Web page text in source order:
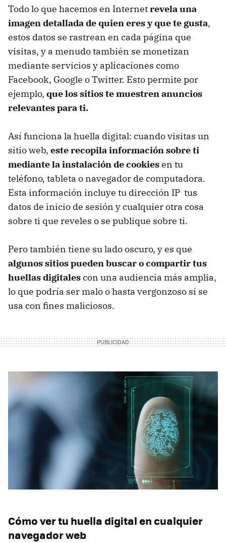
Todo lo que hacemos en Internetrevela una
imagen detallada de quien eres y que te gusta,
estos datos se rastrean en cada página que
visitas, y a menudo también se monetizan
mediante servicios y aplicaciones como
Facebook, Google o Twitter. Esto permite por
ejemplo, que los sitios te muestren anuncios
relevantes para ti.
Así funciona la huella digital: cuando visitas un
sitio web, este recopila información sobre ti
mediante la instalación de cookiesen tu
teléfono, tableta o navegador de computadora.
Esta información incluye tu dirección IP tus
datos de inicio de sesión y cualquier otra cosa
sobre ti que reveles o se publique sobre ti.
Pero también tiene su lado oscuro, y es que
algunos sitios pueden buscar o compartir tus
huellas digitalescon una audiencia más amplia,
lo que podría ser malo o hasta vergonzoso si se
usa con fines maliciosos.
Cómo ver tu huella digital en cualquier
navegador web